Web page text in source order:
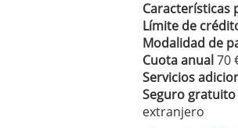
Características
Límite de
Modalidad de
Cuota anual70
Servicios
Seguro gratuito
extranjero